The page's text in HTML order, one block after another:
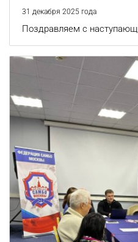
31 декабря 2025 года
Поздравляем с